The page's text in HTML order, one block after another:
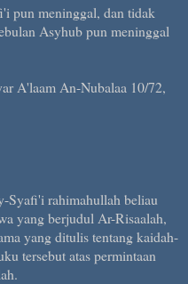
pun meninggal, dan tidak
Asyhub pun meninggal
A'laam An-Nubalaa 10/72,
Syafi'i rahimahullah beliau
yang berjudul Ar-Risaalah,
yang ditulis tentang kaidah-
tersebut atas permintaan